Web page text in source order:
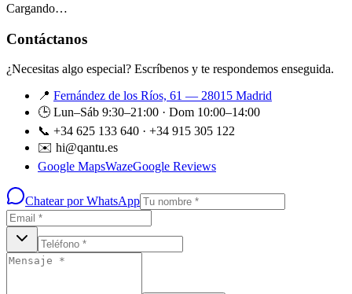
Cargando…
Contáctanos
¿Necesitas algo especial? Escríbenos y te respondemos enseguida.
📍 Fernández de los Ríos, 61 — 28015 Madrid
🕒 Lun–Sáb 9:30–21:00 · Dom 10:00–14:00
📞 +34 625 133 640 · +34 915 305 122
✉️ hi@qantu.es
Google MapsWazeGoogle Reviews
Chatear por WhatsApp